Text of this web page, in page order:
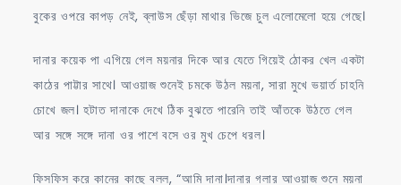
বুকের ওপরে কাপড় নেই, ব্লাউস ছেঁড়া মাথার ভিজে চুল এলোমেলো হয়ে গেছে।
দানার কয়েক পা এগিয়ে গেল ময়নার দিকে আর যেতে গিয়েই ঠোকর খেল একটা
কাঠের পাট্টার সাথে। আওয়াজ শুনেই চমকে উঠল ময়না, সারা মুখে ভয়ার্ত চাহনি
চোখে জল। হটাত দানাকে দেখে ঠিক বুঝতে পারেনি তাই আঁতকে উঠতে গেল
আর সঙ্গে সঙ্গে দানা ওর পাশে বসে ওর মুখ চেপে ধরল।
ফিসফিস করে কানের কাছে বলল, “আমি দানা।দানার গলার আওয়াজ শুনে ময়না